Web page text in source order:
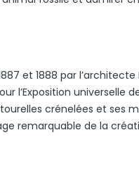
et 1888 par
l’Exposition universelle
crénelées et ses
remarquable de la